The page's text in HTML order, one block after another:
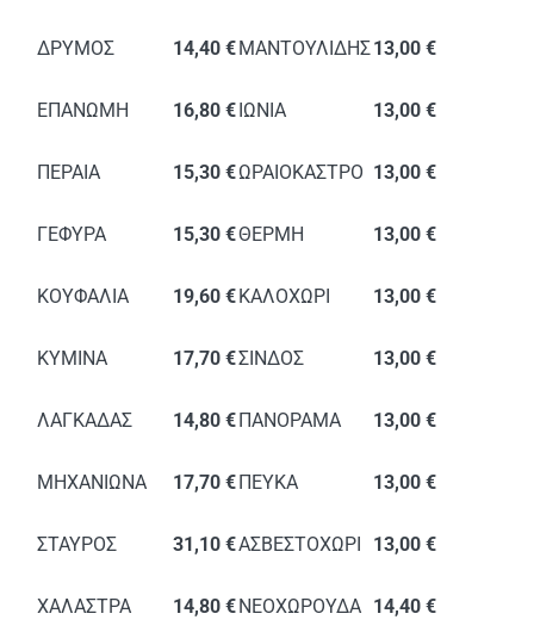
ΔΡΥΜΟΣ 14,40 €ΜΑΝΤΟΥΛΙΔΗΣ13,00 €
ΕΠΑΝΩΜΗ 16,80 €ΙΩΝΙΑ 13,00 €
ΠΕΡΑΙΑ 15,30 €ΩΡΑΙΟΚΑΣΤΡΟ 13,00 €
ΓΕΦΥΡΑ 15,30 €ΘΕΡΜΗ 13,00 €
ΚΟΥΦΑΛΙΑ 19,60 €ΚΑΛΟΧΩΡΙ 13,00 €
ΚΥΜΙΝΑ 17,70 €ΣΙΝΔΟΣ 13,00 €
ΛΑΓΚΑΔΑΣ 14,80 €ΠΑΝΟΡΑΜΑ 13,00 €
ΜΗΧΑΝΙΩΝΑ 17,70 €ΠΕΥΚΑ 13,00 €
ΣΤΑΥΡΟΣ 31,10 €ΑΣΒΕΣΤΟΧΩΡΙ 13,00 €
ΧΑΛΑΣΤΡΑ 14,80 €ΝΕΟΧΩΡΟΥΔΑ 14,40 €